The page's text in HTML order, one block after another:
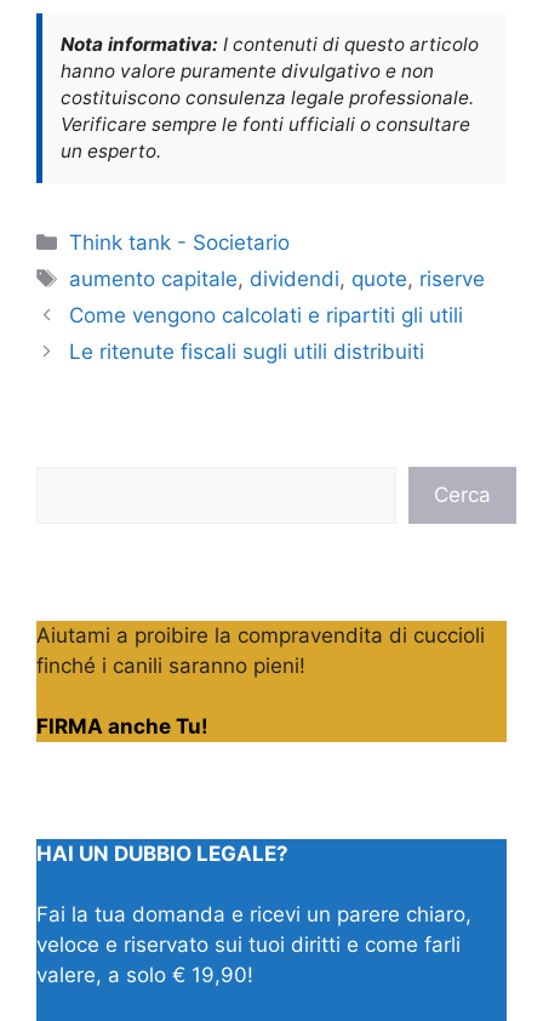
Nota informativa: I contenuti di questo articolo
hanno valore puramente divulgativo e non
costituiscono consulenza legale professionale.
Verificare sempre le fonti ufficiali o consultare
un esperto.
Categorie
Think tank - Societario
Tag
aumento capitale, dividendi, quote, riserve
Come vengono calcolati e ripartiti gli utili
Le ritenute fiscali sugli utili distribuiti
Cerca
Aiutami a proibire la compravendita di cuccioli
finché i canili saranno pieni!
FIRMA anche Tu!
HAI UN DUBBIO LEGALE?
Fai la tua domanda e ricevi un parere chiaro,
veloce e riservato sui tuoi diritti e come farli
valere, a solo € 19,90!